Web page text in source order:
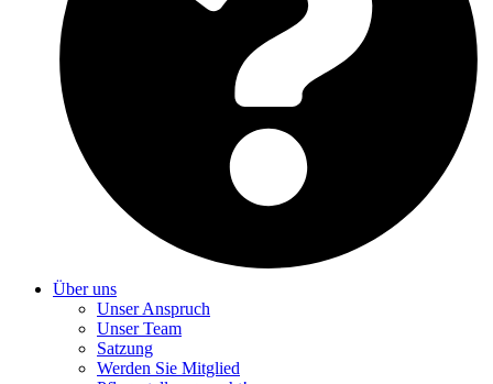
Über uns
Unser Anspruch
Unser Team
Satzung
Werden Sie Mitglied